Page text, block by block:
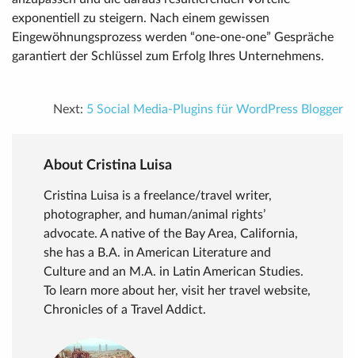
exponentiell zu steigern. Nach einem gewissen
Eingewöhnungsprozess werden “one-one-one” Gespräche
garantiert der Schlüssel zum Erfolg Ihres Unternehmens.
Next: 5 Social Media-Plugins für WordPress Blogger
About Cristina Luisa
Cristina Luisa is a freelance/travel writer,
photographer, and human/animal rights’
advocate. A native of the Bay Area, California,
she has a B.A. in American Literature and
Culture and an M.A. in Latin American Studies.
To learn more about her, visit her travel website,
Chronicles of a Travel Addict.